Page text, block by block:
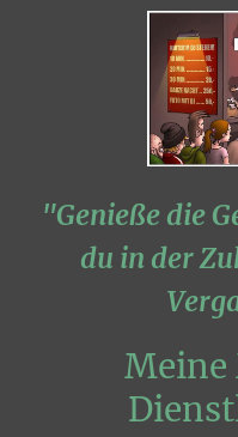
"Genieße die
du in der
Meine